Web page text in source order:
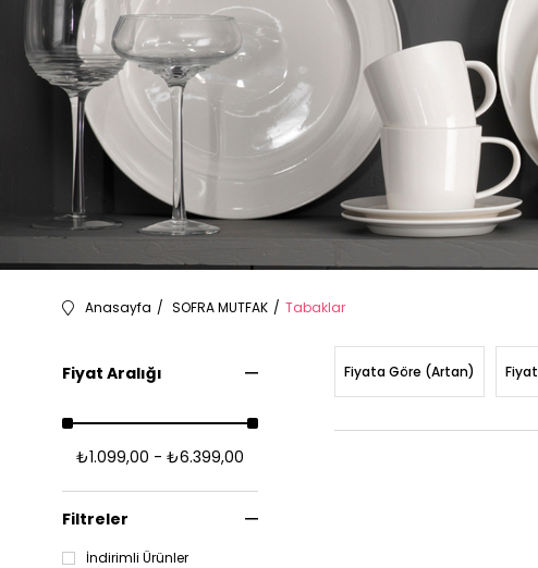
Anasayfa SOFRA MUTFAK Tabaklar
Fiyat Aralığı
₺1.099,00 - ₺6.399,00
Filtreler
İndirimli Ürünler
Fiyata Göre (Artan)